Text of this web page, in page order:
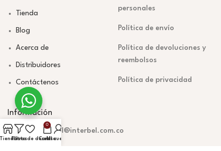
Tienda
Blog
Acerca de
Distribuidores
Contáctenos
personales
Política de envío
Política de devoluciones y
reembolsos
Política de privacidad
Información
mercadeodigital@interbel.com.co
Filtros
Lista de deseos
0
CarritoMi cuenta